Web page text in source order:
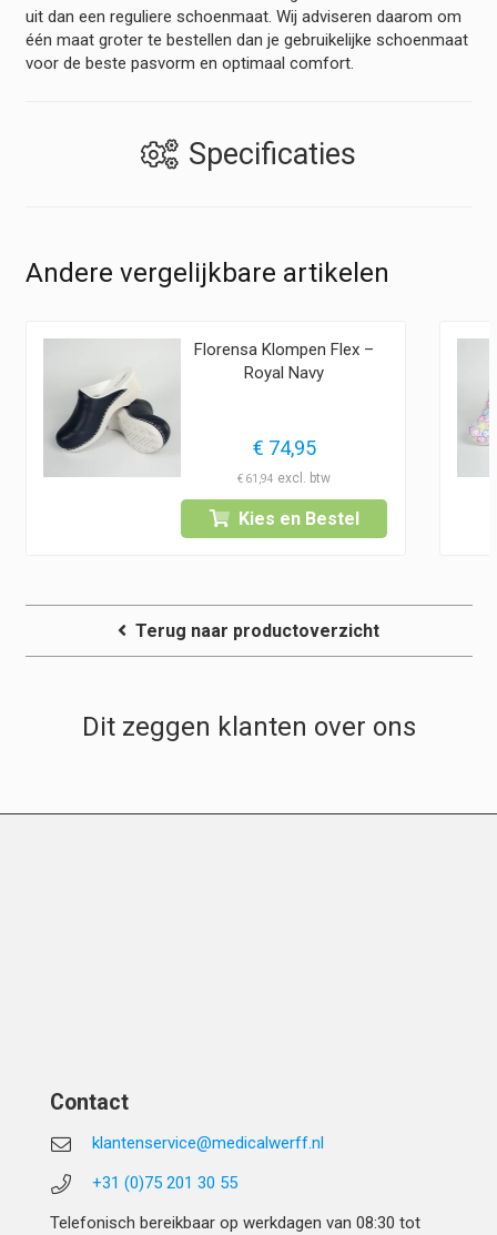
uit dan een reguliere schoenmaat. Wij adviseren daarom om
één maat groter te bestellen dan je gebruikelijke schoenmaat
voor de beste pasvorm en optimaal comfort.
Specificaties
Andere vergelijkbare artikelen
Florensa Klompen Flex –
Royal Navy
€ 74,95
€ 61,94
Kies en Bestel
Terug naar productoverzicht
Dit zeggen klanten over ons
Contact
klantenservice@medicalwerff.nl
+31 (0)75 201 30 55
Telefonisch bereikbaar op werkdagen van 08:30 tot